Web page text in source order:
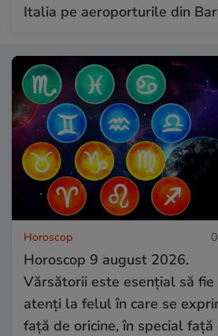
Italia pe aeroporturile din
Horoscop
Horoscop 9 august 2026.
Vărsătorii este esențial să fie
atenți la felul în care se
față de oricine, în special față